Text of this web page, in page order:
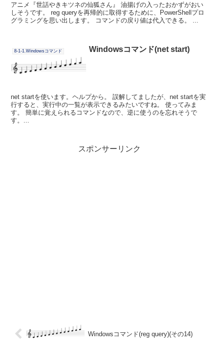
アニメ『世話やきキツネの仙狐さん』 油揚げの入ったおかずがおい
しそうです。 reg queryを再帰的に取得するために、PowerShellプロ
グラミングを思い出します。 コマンドの戻り値は代入できる。 ...
8-1-1.Windowsコマンド Windowsコマンド(net start)
net startを使います。ヘルプから。 誤解してましたが、net startを実
行すると、実行中の一覧が表示できるみたいですね。 使ってみま
す。 簡単に覚えられるコマンドなので、逆に使うのを忘れそうで
す。...
スポンサーリンク
Windowsコマンド(reg query)(その14)